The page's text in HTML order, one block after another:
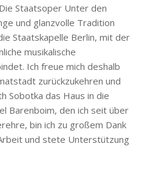
Staatsoper Unter den
und glanzvolle Tradition
Staatskapelle Berlin, mit der
musikalische
Ich freue mich deshalb
zurückzukehren und
Sobotka das Haus in die
Barenboim, den ich seit über
bin ich zu großem Dank
und stete Unterstützung